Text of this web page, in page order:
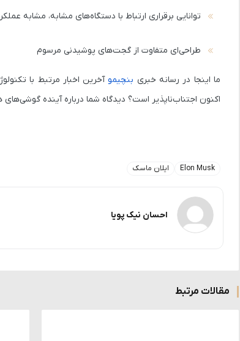
توانایی برقراری ارتباط با دستگاه‌های مشابه، مشابه
طراحی‌ای متفاوت از گجت‌های پوشیدنی مرسوم
ما اینجا در رسانه خبری بنچیمو آخرین اخبار مرتبط با
اکنون اجتناب‌ناپذیر است؟ دیدگاه شما درباره آینده
Elon Musk ایلان ماسک
احسان نیک پویا
مقالات مرتبط